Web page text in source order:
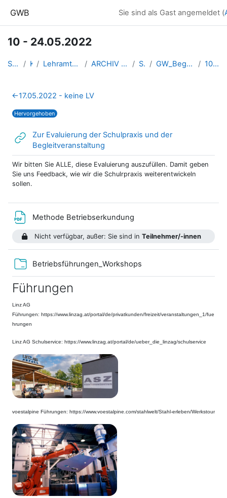
GWB Sie sind als Gast angemeldet (
10 - 24.05.2022
Startseite Kurse Lehramtsausbildung GW im Clust... ARCHIV - Lehrveranstaltungen a... SS_2022 GW_BegleitLV_Bachelorpraktikum... 10 - 24.05.2022
Abschnittsübersicht
←17.05.2022 - keine LV
Hervorgehoben
Zur Evaluierung der Schulpraxis und der
Begleitveranstaltung
Wir bitten Sie ALLE, diese Evaluierung auszufüllen. Damit geben
Sie uns Feedback, wie wir die Schulrpraxis weiterentwickeln
sollen.
Methode Betriebserkundung
Nicht verfügbar, außer: Sie sind inTeilnehmer/-innen
Betriebsführungen_Workshops
Führungen
Linz AG
Führungen: https://www.linzag.at/portal/de/privatkunden/freizeit/veranstaltungen_1/fue
hrungen
Linz AG Schulservice: https://www.linzag.at/portal/de/ueber_die_linzag/schulservice
voestalpine Führungen: https://www.voestalpine.com/stahlwelt/Stahl-erleben/Werkstour